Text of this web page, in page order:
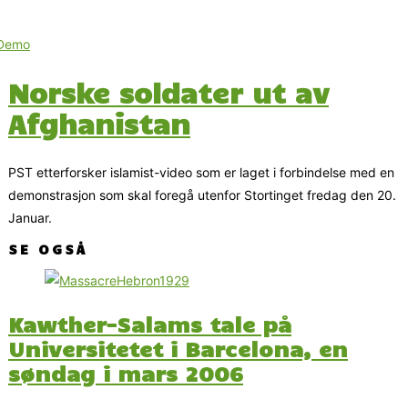
Norske soldater ut av
Afghanistan
PST etterforsker islamist-video som er laget i forbindelse med en
demonstrasjon som skal foregå utenfor Stortinget fredag den 20.
Januar.
SE OGSÅ
Kawther-Salams tale på
Universitetet i Barcelona, en
søndag i mars 2006